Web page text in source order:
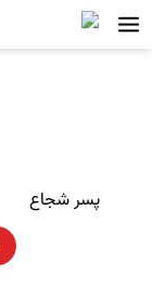
پسر شجاع